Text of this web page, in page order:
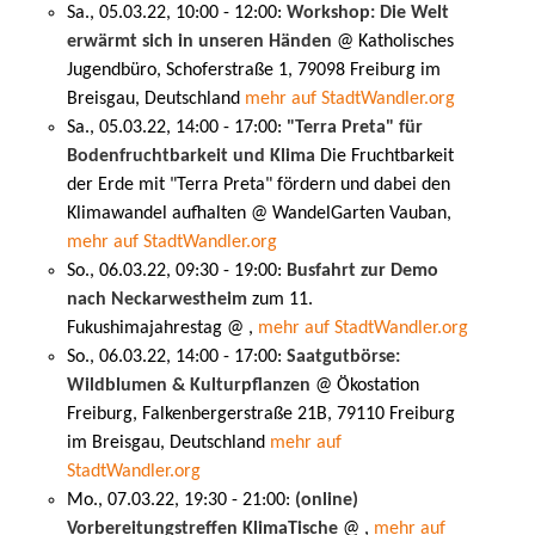
Sa., 05.03.22, 10:00 - 12:00: Workshop: Die Welt
erwärmt sich in unseren Händen @ Katholisches
Jugendbüro, Schoferstraße 1, 79098 Freiburg im
Breisgau, Deutschland mehr auf StadtWandler.org
Sa., 05.03.22, 14:00 - 17:00: "Terra Preta" für
Bodenfruchtbarkeit und Klima Die Fruchtbarkeit
der Erde mit "Terra Preta" fördern und dabei den
Klimawandel aufhalten @ WandelGarten Vauban,
mehr auf StadtWandler.org
So., 06.03.22, 09:30 - 19:00: Busfahrt zur Demo
nach Neckarwestheim zum 11.
Fukushimajahrestag @ , mehr auf StadtWandler.org
So., 06.03.22, 14:00 - 17:00: Saatgutbörse:
Wildblumen & Kulturpflanzen @ Ökostation
Freiburg, Falkenbergerstraße 21B, 79110 Freiburg
im Breisgau, Deutschland mehr auf
StadtWandler.org
Mo., 07.03.22, 19:30 - 21:00: (online)
Vorbereitungstreffen KlimaTische @ , mehr auf